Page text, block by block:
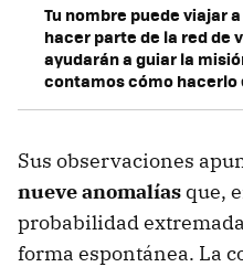
Tu nombre puede viajar
hacer parte de la red de
ayudarán a guiar la
contamos cómo hacerlo
Sus observaciones
nueve anomalías que,
probabilidad
forma espontánea. La